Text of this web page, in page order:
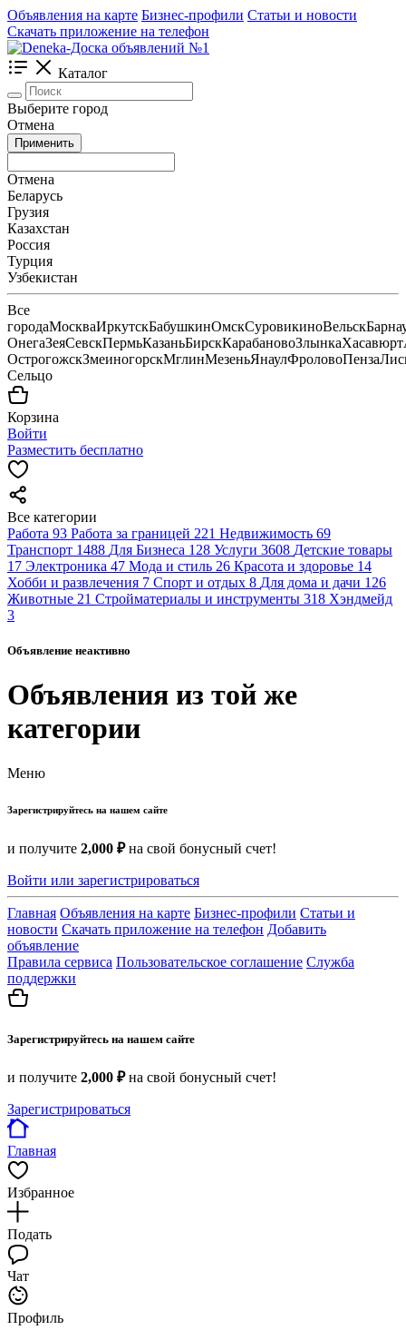
Объявления на карте Бизнес-профили Статьи и новости
Скачать приложение на телефон
Каталог
Выберите город
Отмена
Применить
Отмена
Беларусь
Грузия
Казахстан
Россия
Турция
Узбекистан
Все
городаМоскваИркутскБабушкинОмскСуровикиноВельск
ОнегаЗеяСевскПермьКазаньБирскКарабановоЗлынкаХасавюрт
ОстрогожскЗмеиногорскМглинМезеньЯнаулФроловоПенза
Сельцо
Корзина
Войти
Разместить бесплатно
Все категории
Работа 93 Работа за границей 221 Недвижимость 69
Транспорт 1488 Для Бизнеса 128 Услуги 3608 Детские товары
17 Электроника 47 Мода и стиль 26 Красота и здоровье 14
Хобби и развлечения 7 Спорт и отдых 8 Для дома и дачи 126
Животные 21 Стройматериалы и инструменты 318 Хэндмейд
3
Объявление неактивно
Объявления из той же
категории
Меню
Зарегистрируйтесь на нашем сайте
и получите 2,000 ₽на свой бонусный счет!
Войти или зарегистрироваться
Главная Объявления на карте Бизнес-профили Статьи и
новости Скачать приложение на телефон Добавить
объявление
Правила сервиса Пользовательское соглашение Служба
поддержки
Зарегистрируйтесь на нашем сайте
и получите 2,000 ₽на свой бонусный счет!
Зарегистрироваться
Главная
Избранное
Подать
Чат
Профиль